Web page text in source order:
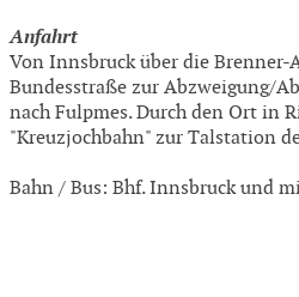
Anfahrt
Von Innsbruck über die Brenner-
Bundesstraße zur Abzweigung/
nach Fulpmes. Durch den Ort in
"Kreuzjochbahn" zur Talstation
Bahn / Bus: Bhf. Innsbruck und